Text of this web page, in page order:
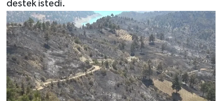
destek istedi.